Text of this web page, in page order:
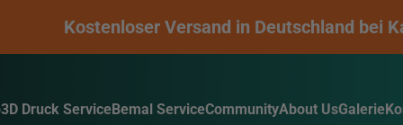
Kostenloser Versand in Deutschland bei
3D Druck ServiceBemal ServiceCommunityAbout UsGalerie